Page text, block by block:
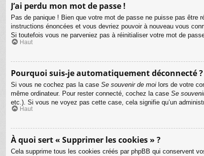
J’ai perdu mon mot de passe !
Pas de panique ! Bien que votre mot de passe ne puisse pas
instructions énoncées et vous devriez pouvoir à nouveau vous
Si toutefois vous ne parveniez pas à réinitialiser votre mot de
Haut
Pourquoi suis-je automatiquement déconnecté ?
Si vous ne cochez pas la case Se souvenir de moi lors de votre
même ordinateur. Pour rester connecté, cochez la case Se
etc.). Si vous ne voyez pas cette case, cela signifie qu’un
Haut
À quoi sert « Supprimer les cookies » ?
Cela supprime tous les cookies créés par phpBB qui conservent